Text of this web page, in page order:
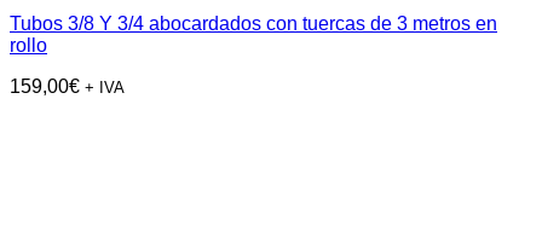
Tubos 3/8 Y 3/4 abocardados con tuercas de 3 metros en
rollo
159,00€ + IVA